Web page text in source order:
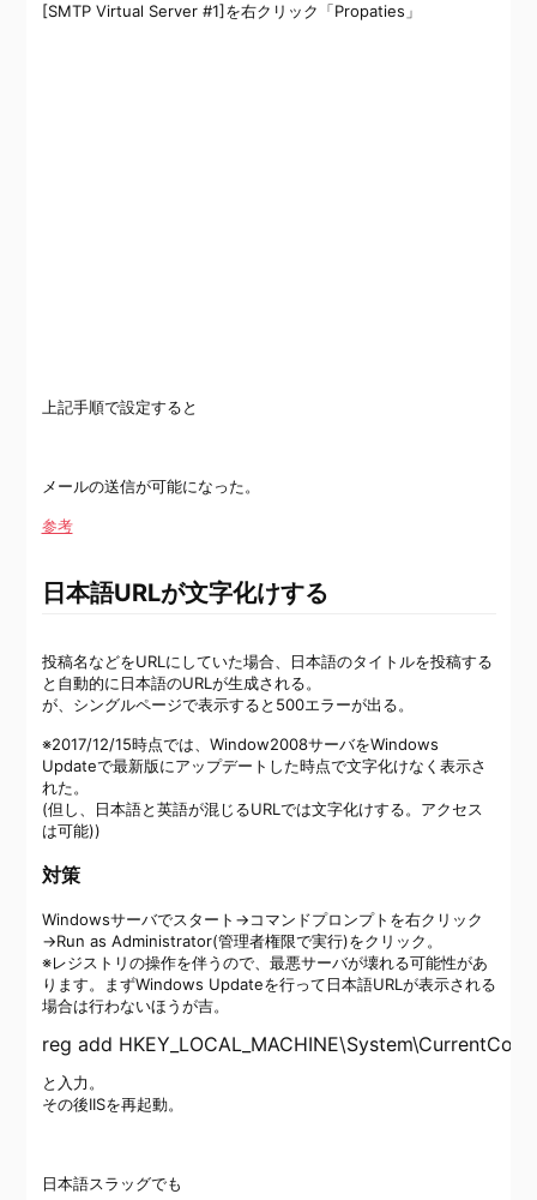
[SMTP Virtual Server #1]を右クリック「Propaties」
上記手順で設定すると
メールの送信が可能になった。
参考
日本語URLが文字化けする
投稿名などをURLにしていた場合、日本語のタイトルを投稿する
と自動的に日本語のURLが生成される。
が、シングルページで表示すると500エラーが出る。
※2017/12/15時点では、Window2008サーバをWindows
Updateで最新版にアップデートした時点で文字化けなく表示さ
れた。
(但し、日本語と英語が混じるURLでは文字化けする。アクセス
は可能))
対策
Windowsサーバでスタート→コマンドプロンプトを右クリック
→Run as Administrator(管理者権限で実行)をクリック。
※レジストリの操作を伴うので、最悪サーバが壊れる可能性があ
ります。まずWindows Updateを行って日本語URLが表示される
場合は行わないほうが吉。
と入力。
その後IISを再起動。
日本語スラッグでも